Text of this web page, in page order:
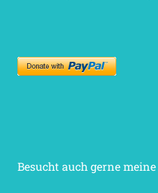
Besucht auch gerne meine